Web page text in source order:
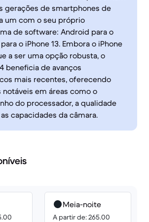
gerações de smartphones de
um com o seu próprio
de software: Android para o
o iPhone 13. Embora o iPhone
a ser uma opção robusta, o
beneficia de avanços
mais recentes, oferecendo
notáveis em áreas como o
do processador, a qualidade
capacidades da câmara.
Meia-noite
A partir de: 265.00